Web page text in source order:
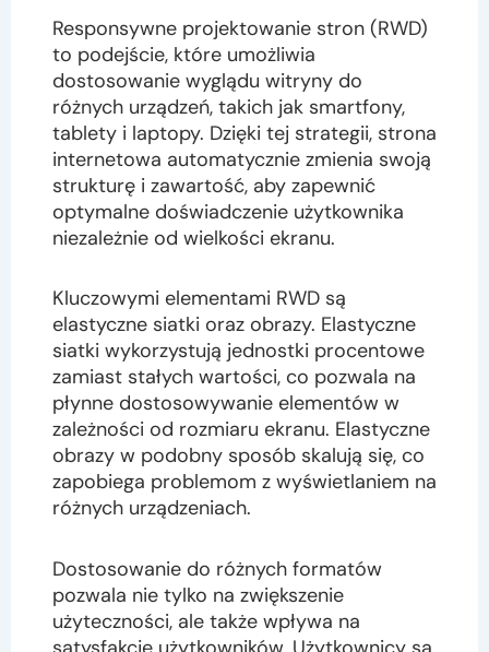
Responsywne projektowanie stron (RWD)
to podejście, które umożliwia
dostosowanie wyglądu witryny do
różnych urządzeń, takich jak smartfony,
tablety i laptopy. Dzięki tej strategii, strona
internetowa automatycznie zmienia swoją
strukturę i zawartość, aby zapewnić
optymalne doświadczenie użytkownika
niezależnie od wielkości ekranu.
Kluczowymi elementami RWD są
elastyczne siatki oraz obrazy. Elastyczne
siatki wykorzystują jednostki procentowe
zamiast stałych wartości, co pozwala na
płynne dostosowywanie elementów w
zależności od rozmiaru ekranu. Elastyczne
obrazy w podobny sposób skalują się, co
zapobiega problemom z wyświetlaniem na
różnych urządzeniach.
Dostosowanie do różnych formatów
pozwala nie tylko na zwiększenie
użyteczności, ale także wpływa na